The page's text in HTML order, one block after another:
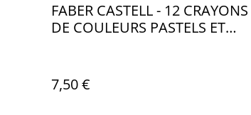
FABER CASTELL - 12 CRAYONS
DE COULEURS PASTELS ET
7,50 €